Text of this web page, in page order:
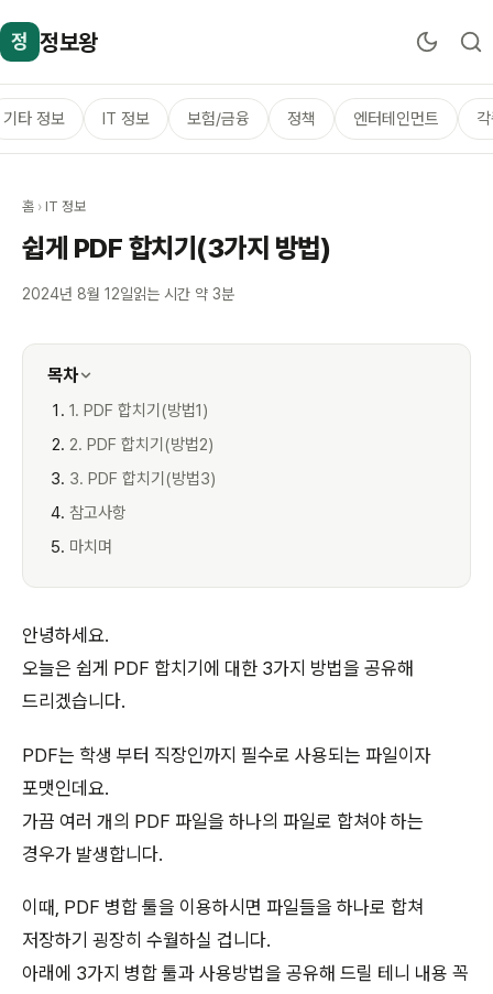
정 정보왕
기타 정보 IT 정보 보험/금융 정책 엔터테인먼트
홈 › IT 정보
쉽게 PDF 합치기(3가지 방법)
2024년 8월 12일읽는 시간 약 3분
목차
1. PDF 합치기(방법1)
2. PDF 합치기(방법2)
3. PDF 합치기(방법3)
참고사항
마치며
안녕하세요.
오늘은 쉽게 PDF 합치기에 대한 3가지 방법을 공유해
드리겠습니다.
PDF는 학생 부터 직장인까지 필수로 사용되는 파일이자
포맷인데요.
가끔 여러 개의 PDF 파일을 하나의 파일로 합쳐야 하는
경우가 발생합니다.
이때, PDF 병합 툴을 이용하시면 파일들을 하나로 합쳐
저장하기 굉장히 수월하실 겁니다.
아래에 3가지 병합 툴과 사용방법을 공유해 드릴 테니 내용 꼭